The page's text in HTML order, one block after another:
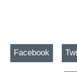
Facebook